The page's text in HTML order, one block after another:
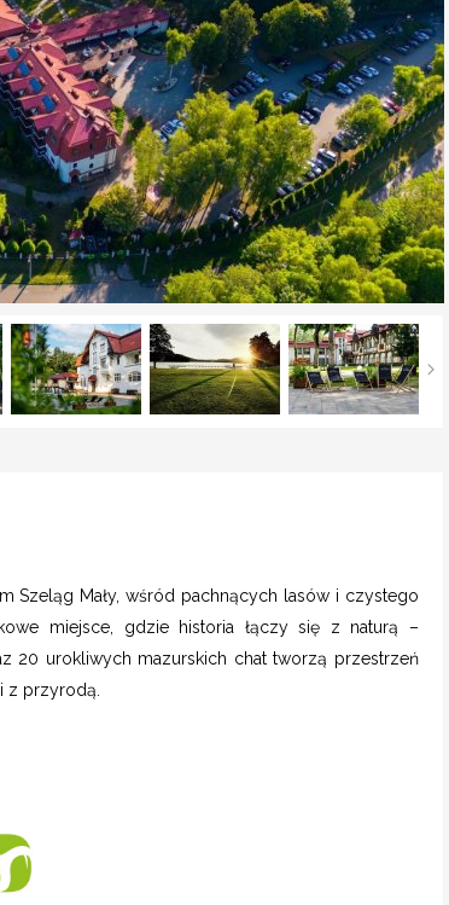
Szeląg Mały, wśród pachnących lasów i czystego
miejsce, gdzie historia łączy się z naturą –
20 urokliwych mazurskich chat tworzą przestrzeń
z przyrodą.